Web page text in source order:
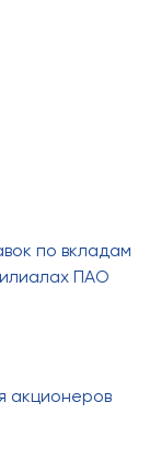
по вкладам
ПАО
акционеров